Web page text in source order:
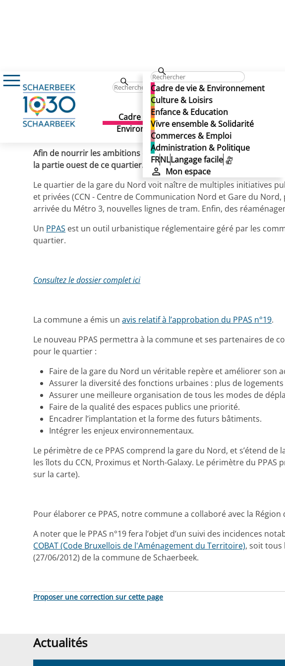
Cadre de vie & Environnement
Culture & Loisirs
Enfance & Education
Vivre ensemble & Solidarité
Commerces & Emploi
Administration & Politique
FRNLLangage facile
Mon espace
Cadre de vie &
Environnement
Culture & Loisirs
Gare du Nord : un nouveau PPAS pour
Gare du Nord : un nouveau
Gare du Nord : un nouveau
Publié le 08/09/2023
Afin de nourrir les ambitions qu’elle a pour le quartier de la gare
la partie ouest de ce quartier. Cette modification permettra de
Le quartier de la gare du Nord voit naître de multiples initiatives
et privées (CCN - Centre de Communication Nord et Gare du
arrivée du Métro 3, nouvelles lignes de tram. Enfin, des
Un PPAS est un outil urbanistique réglementaire géré par les
quartier.
Consultez le dossier complet ici
La commune a émis unavis relatif à l’approbation du PPAS n°19.
Le nouveau PPAS permettra à la commune et ses partenaires de
pour le quartier :
Faire de la gare du Nord un véritable repère et améliorer son
Assurer la diversité des fonctions urbaines : plus de
Assurer une meilleure organisation de tous les modes de
Faire de la qualité des espaces publics une priorité.
Encadrer l’implantation et la forme des futurs bâtiments.
Intégrer les enjeux environnementaux.
Le périmètre de ce PPAS comprend la gare du Nord, et s’étend
les îlots du CCN, Proximus et North-Galaxy. Le périmètre du
sur la carte).
Pour élaborer ce PPAS, notre commune a collaboré avec la
A noter que le PPAS n°19 fera l’objet d’un suivi des incidences
COBAT (Code Bruxellois de l'Aménagement du Territoire), soit tous
(27/06/2012) de la commune de Schaerbeek.
Proposer une correction sur cette page
Actualités
Actualités